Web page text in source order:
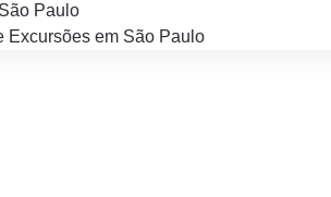
Paulo
Excursões em São Paulo